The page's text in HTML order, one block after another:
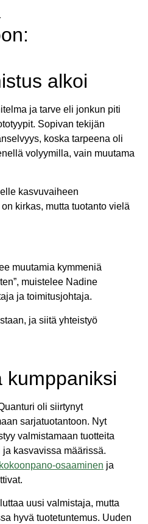
alkoi
ja tarve eli jonkun piti
Sopivan tekijän
koska tarpeena oli
volyymilla, vain muutama
kasvuvaiheen
kirkas, mutta tuotanto vielä
muutamia kymmeniä
muistelee Nadine
ja toimitusjohtaja.
ja siitä yhteistyö
kumppaniksi
oli siirtynyt
sarjatuotantoon. Nyt
valmistamaan tuotteita
kasvavissa määrissä.
kokoonpano-osaaminen ja
uusi valmistaja, mutta
hyvä tuotetuntemus. Uuden